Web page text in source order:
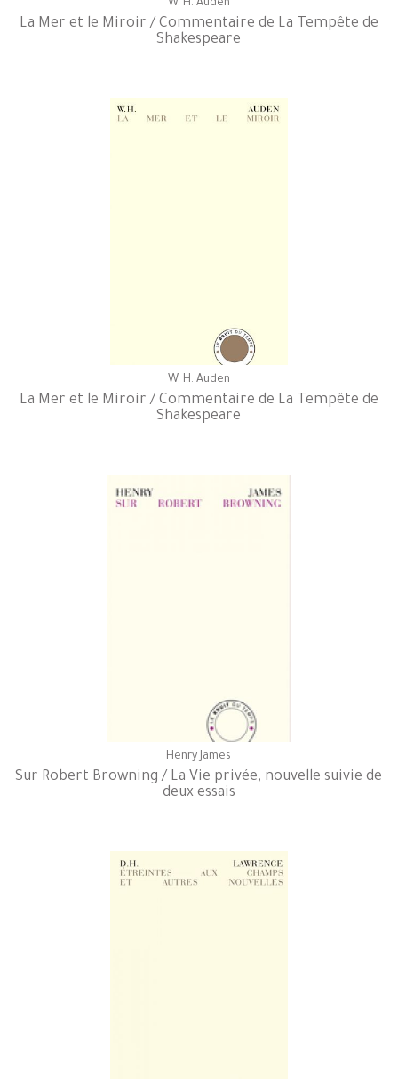
W. H. Auden
La Mer et le Miroir / Commentaire de La Tempête de
Shakespeare
W. H. Auden
La Mer et le Miroir / Commentaire de La Tempête de
Shakespeare
Henry James
Sur Robert Browning / La Vie privée, nouvelle suivie de
deux essais